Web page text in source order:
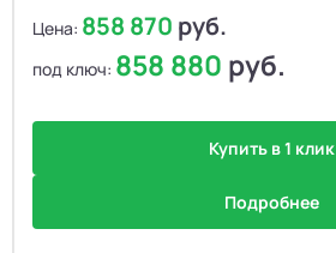
Цена: 858 870 руб.
под ключ: 858 880 руб.
Купить в 1 клик
Подробнее